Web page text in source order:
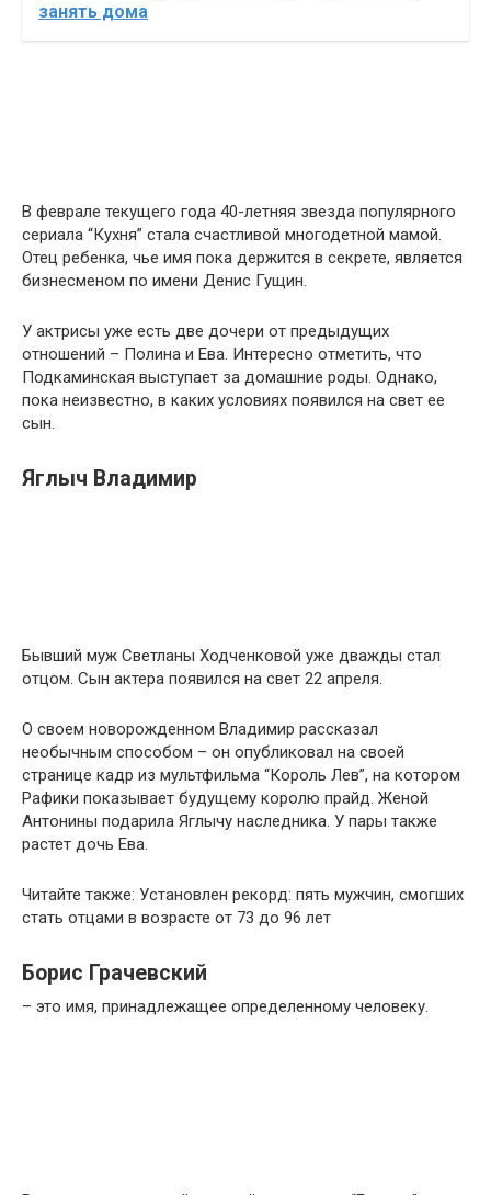
занять дома
В феврале текущего года 40-летняя звезда популярного
сериала “Кухня” стала счастливой многодетной мамой.
Отец ребенка, чье имя пока держится в секрете, является
бизнесменом по имени Денис Гущин.
У актрисы уже есть две дочери от предыдущих
отношений – Полина и Ева. Интересно отметить, что
Подкаминская выступает за домашние роды. Однако,
пока неизвестно, в каких условиях появился на свет ее
сын.
Яглыч Владимир
Бывший муж Светланы Ходченковой уже дважды стал
отцом. Сын актера появился на свет 22 апреля.
О своем новорожденном Владимир рассказал
необычным способом – он опубликовал на своей
странице кадр из мультфильма “Король Лев”, на котором
Рафики показывает будущему королю прайд. Женой
Антонины подарила Яглычу наследника. У пары также
растет дочь Ева.
Читайте также: Установлен рекорд: пять мужчин, смогших
стать отцами в возрасте от 73 до 96 лет
Борис Грачевский
– это имя, принадлежащее определенному человеку.